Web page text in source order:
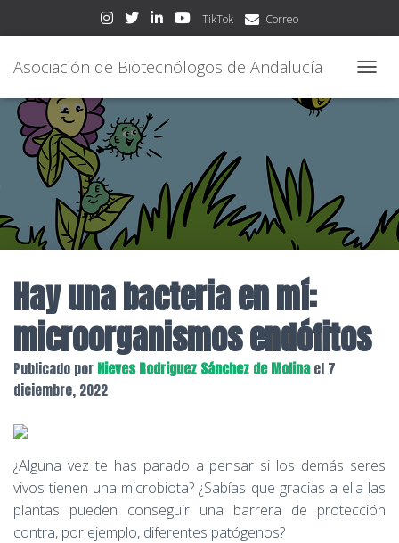
TikTok Correo
Asociación de Biotecnólogos de Andalucía
Hay una bacteria en mí:
microorganismos endófitos
Publicado por Nieves Rodriguez Sánchez de Molinael 7
diciembre, 2022
¿Alguna vez te has parado a pensar si los demás seres
vivos tienen una microbiota? ¿Sabías que gracias a ella las
plantas pueden conseguir una barrera de protección
contra, por ejemplo, diferentes patógenos?